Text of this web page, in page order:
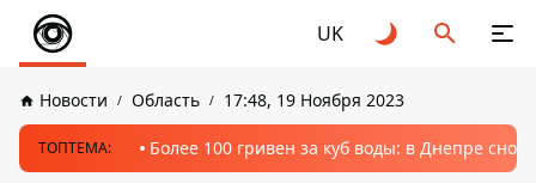
UK
Новости Область 17:48, 19 Ноября 2023
ТОПТЕМА: Более 100 гривен за куб воды: в Днепре